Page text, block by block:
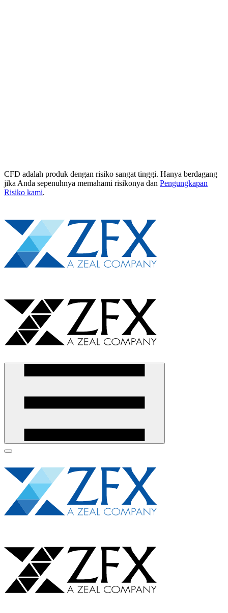
CFD adalah produk dengan risiko sangat tinggi. Hanya berdagang
jika Anda sepenuhnya memahami risikonya dan Pengungkapan
Risiko kami.